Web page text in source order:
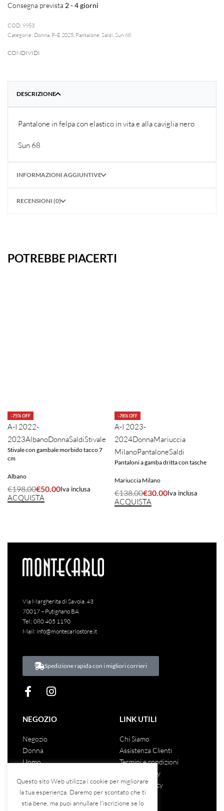
Consegna prevista 2 - 4 giorni
9953
Categorie: Donna P-E 2025 Pantalone Saldi Sun 68
CONDIVIDI
DESCRIZIONE
Pantalone in felpa con elastico in vita e alla caviglia nero
Sun 68
INFORMAZIONI AGGIUNTIVE
RECENSIONI (0)
POTREBBE PIACERTI
-75% OFF
A-I 2022-
2023AlbanoDonnaSaldiStivale
Stivale con gambale morbido tacco 7
cm
Albano
€198.00€50.00Iva inclusa
ACQUISTA
-78% OFF
A-I 2023-
2024DonnaMariuccia
MilanoPantaloneSaldi
Pantaloni a gamba dritta con tasche
Mariuccia Milano
€138.00€30.00Iva inclusa
ACQUISTA
Via Margherita di Savoia, 43
70017 – Putignano BA
Tel.: 080 405 1190
Mail: info@montecarlostore.it
Spedizione rapida con i migliori corrieri
NEGOZIO
Negozio
Donna
Uomo
Saldi
LINK UTILI
Chi Siamo
Assistenza Clienti
Termini e condizioni
Privacy Policy
Cookies Policy
Questo sito Web utilizza i cookie per migliorare
la tua esperienza. Daremo per scontato che ti
stia bene, ma puoi annullare l'iscrizione se lo